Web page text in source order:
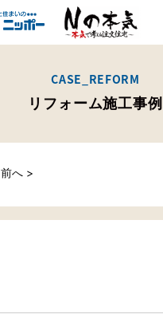
CASE_REFORM
リフォーム施工事例
前へ >